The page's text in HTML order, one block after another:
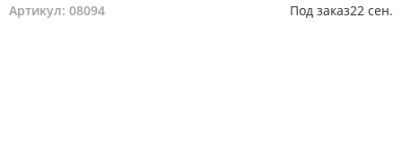
Артикул: 08094 Под заказ22 сен.